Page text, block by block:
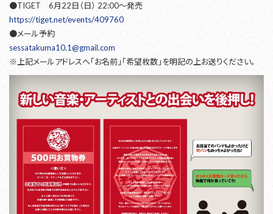
●TIGET 6月22日（日） 22:00〜発売
https://tiget.net/events/409760
●メール予約
sessatakuma10.1@gmail.com
※上記メールアドレスへ「お名前」「希望枚数」を明記の上お送りください。